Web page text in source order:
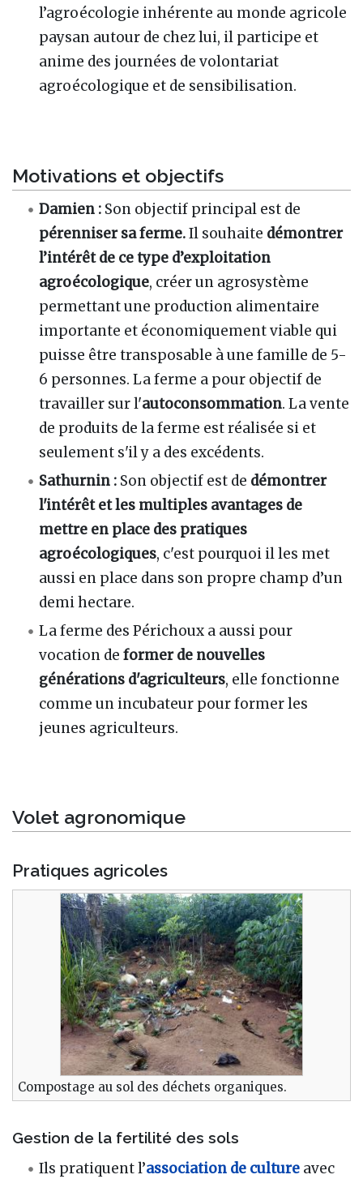
l’agroécologie inhérente au monde agricole
paysan autour de chez lui, il participe et
anime des journées de volontariat
agroécologique et de sensibilisation.
Motivations et objectifs
Damien : Son objectif principal est de
pérenniser sa ferme.Il souhaite démontrer
l’intérêt de ce type d’exploitation
agroécologique, créer un agrosystème
permettant une production alimentaire
importante et économiquement viable qui
puisse être transposable à une famille de 5-
6 personnes. La ferme a pour objectif de
travailler sur l'autoconsommation. La vente
de produits de la ferme est réalisée si et
seulement s'il y a des excédents.
Sathurnin : Son objectif est de démontrer
l'intérêt et les multiples avantages de
mettre en place des pratiques
agroécologiques, c'est pourquoi il les met
aussi en place dans son propre champ d’un
demi hectare.
La ferme des Périchoux a aussi pour
vocation deformer de nouvelles
générations d'agriculteurs, elle fonctionne
comme un incubateur pour former les
jeunes agriculteurs.
Volet agronomique
Pratiques agricoles
Compostage au sol des déchets organiques.
Gestion de la fertilité des sols
Ils pratiquent l’association de culture avec